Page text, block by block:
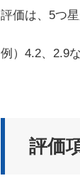
評価は、5つ
例）4.2、2.9
評価